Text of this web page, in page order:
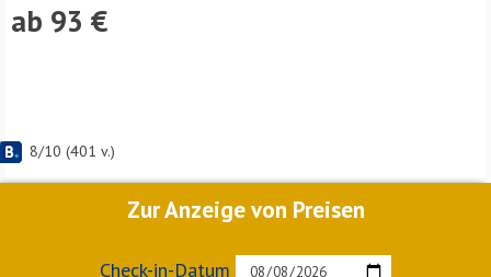
ab 93 €
8/10 (401 v.)
Zur Anzeige von Preisen
Check-in-Datum